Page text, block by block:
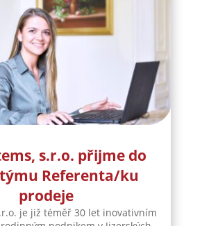
s.r.o. přijme do
Referenta/ku
prodeje
je již téměř 30 let inovativním